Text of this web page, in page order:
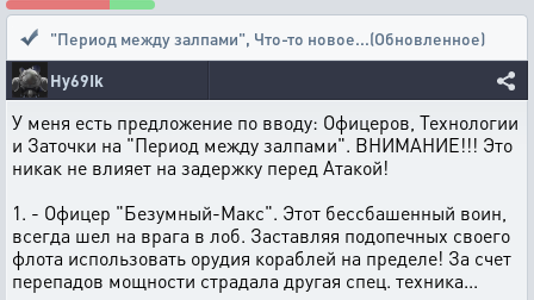
"Период между залпами", Что-то новое...(Обновленное)
Hy69Ik
У меня есть предложение по вводу: Офицеров, Технологии
и Заточки на "Период между залпами". ВНИМАНИЕ!!! Это
никак не влияет на задержку перед Атакой!
1. - Офицер "Безумный-Макс". Этот бессбашенный воин,
всегда шел на врага в лоб. Заставляя подопечных своего
флота использовать орудия кораблей на пределе! За счет
перепадов мощности страдала другая спец. техника...